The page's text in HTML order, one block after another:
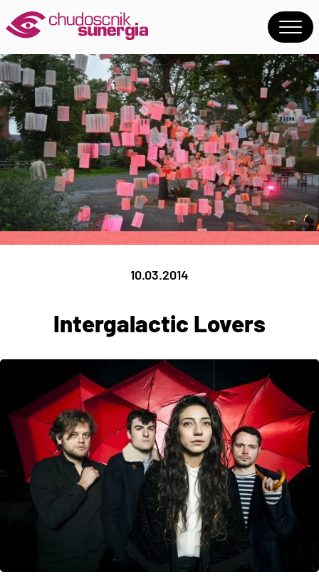
10.03.2014
Intergalactic Lovers